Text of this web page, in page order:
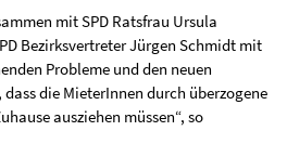
mit SPD Ratsfrau Ursula
Bezirksvertreter Jürgen Schmidt mit
Probleme und den neuen
die MieterInnen durch überzogene
ausziehen müssen“, so